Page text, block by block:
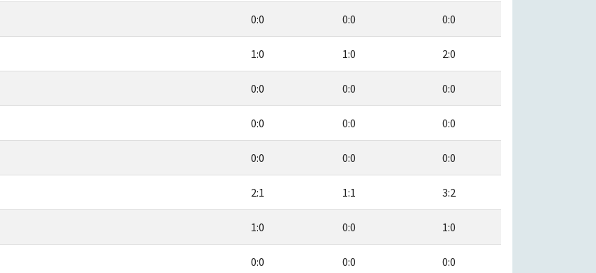
0:0 0:0 0:0
1:0 1:0 2:0
0:0 0:0 0:0
0:0 0:0 0:0
0:0 0:0 0:0
2:1 1:1 3:2
1:0 0:0 1:0
0:0 0:0 0:0